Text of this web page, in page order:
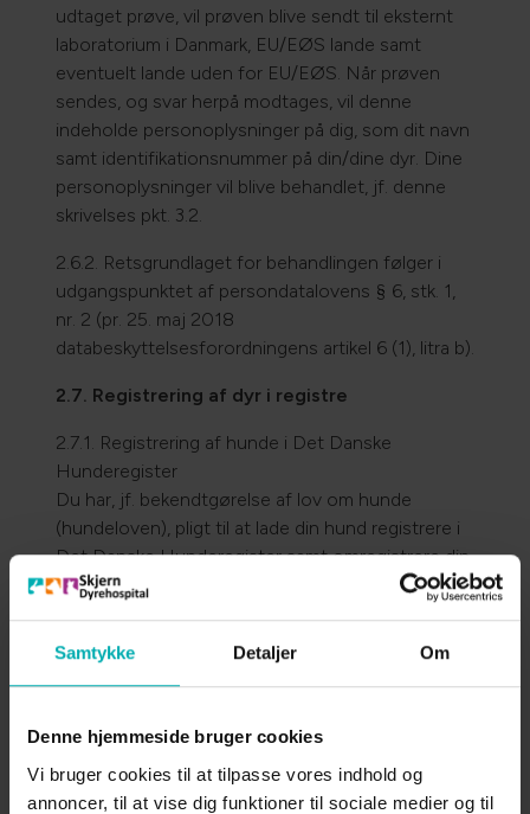
Samtykke Detaljer Om
Denne hjemmeside bruger cookies
Vi bruger cookies til at tilpasse vores indhold og
annoncer, til at vise dig funktioner til sociale medier og til
udtaget prøve, vil prøven blive sendt til eksternt
laboratorium i Danmark, EU/EØS lande samt
eventuelt lande uden for EU/EØS. Når prøven
sendes, og svar herpå modtages, vil denne
indeholde personoplysninger på dig, som dit navn
samt identifikationsnummer på din/dine dyr. Dine
personoplysninger vil blive behandlet, jf. denne
skrivelses pkt. 3.2.
2.6.2. Retsgrundlaget for behandlingen følger i
udgangspunktet af persondatalovens § 6, stk. 1,
nr. 2 (pr. 25. maj 2018
databeskyttelsesforordningens artikel 6 (1), litra b).
2.7. Registrering af dyr i registre
2.7.1. Registrering af hunde i Det Danske
Hunderegister
Du har, jf. bekendtgørelse af lov om hunde
(hundeloven), pligt til at lade din hund registrere i
Det Danske Hunderegister samt omregistrere din
hund, såfremt du sælger den, ligesom du skal give
hunds død. Såfremt du indgår aftale med Skjern
Dyrehospital om, at vi på dine vegne registrerer
vi personoplysninger på dig samt
Danske Hunderegister.